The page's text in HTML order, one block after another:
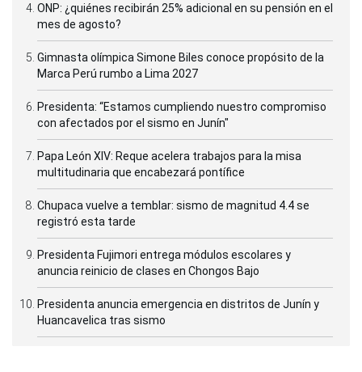
ONP: ¿quiénes recibirán 25% adicional en su pensión en el
mes de agosto?
Gimnasta olímpica Simone Biles conoce propósito de la
Marca Perú rumbo a Lima 2027
Presidenta: “Estamos cumpliendo nuestro compromiso
con afectados por el sismo en Junín"
Papa León XIV: Reque acelera trabajos para la misa
multitudinaria que encabezará pontífice
Chupaca vuelve a temblar: sismo de magnitud 4.4 se
registró esta tarde
Presidenta Fujimori entrega módulos escolares y
anuncia reinicio de clases en Chongos Bajo
Presidenta anuncia emergencia en distritos de Junín y
Huancavelica tras sismo